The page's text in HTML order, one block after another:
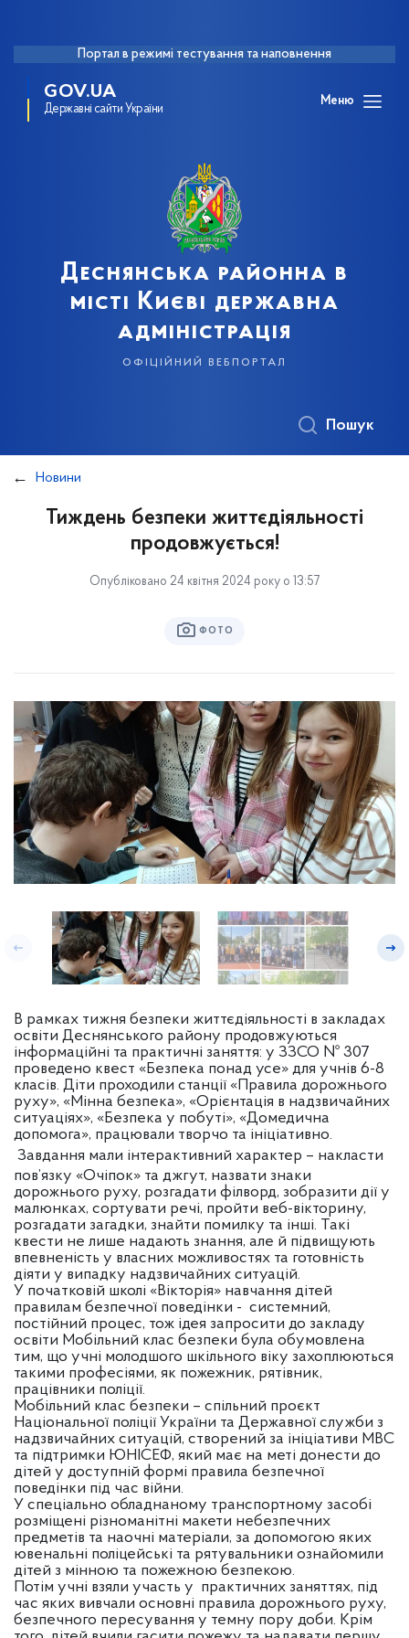
Портал в режимі тестування та наповнення
GOV.UA
Державні сайти України
Меню
Деснянська районна в
місті Києві державна
адміністрація
офіційний вебпортал
Пошук
Новини
Тиждень безпеки життєдіяльності
продовжується!
Опубліковано 24 квітня 2024 року о 13:57
ФОТО
В рамках тижня безпеки життєдіяльності в закладах
освіти Деснянського району продовжуються
інформаційні та практичні заняття: у ЗЗСО № 307
проведено квест «Безпека понад усе» для учнів 6-8
класів. Діти проходили станції «Правила дорожнього
руху», «Мінна безпека», «Орієнтація в надзвичайних
ситуаціях», «Безпека у побуті», «Домедична
допомога», працювали творчо та ініціативно.
Завдання мали інтерактивний характер – накласти
пов’язку «Очіпок» та джгут, назвати знаки
дорожнього руху, розгадати філворд, зобразити дії у
малюнках, сортувати речі, пройти веб-вікторину,
розгадати загадки, знайти помилку та інші. Такі
квести не лише надають знання, але й підвищують
впевненість у власних можливостях та готовність
діяти у випадку надзвичайних ситуацій.
У початковій школі «Вікторія» навчання дітей
правилам безпечної поведінки - системний,
постійний процес, тож ідея запросити до закладу
освіти Мобільний клас безпеки була обумовлена
тим, що учні молодшого шкільного віку захоплюються
такими професіями, як пожежник, рятівник,
працівники поліції.
Мобільний клас безпеки – спільний проєкт
Національної поліції України та Державної служби з
надзвичайних ситуацій, створений за ініціативи МВС
та підтримки ЮНІСЕФ, який має на меті донести до
дітей у доступній формі правила безпечної
поведінки під час війни.
У спеціально обладнаному транспортному засобі
розміщені різноманітні макети небезпечних
предметів та наочні матеріали, за допомогою яких
ювенальні поліцейські та рятувальники ознайомили
дітей з мінною та пожежною безпекою.
Потім учні взяли участь у практичних заняттях, під
час яких вивчали основні правила дорожнього руху,
безпечного пересування у темну пору доби. Крім